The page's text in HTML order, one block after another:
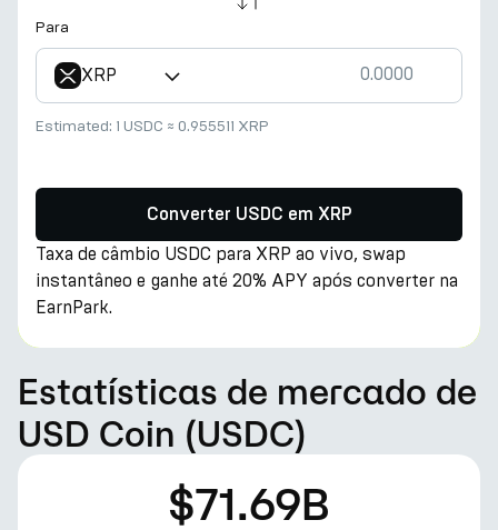
Para
XRP
Estimated: 1 USDC ≈ 0.955511 XRP
Converter USDC em XRP
Taxa de câmbio USDC para XRP ao vivo, swap
instantâneo e ganhe até 20% APY após converter na
EarnPark.
Estatísticas de mercado de
USD Coin (USDC)
$71.69B